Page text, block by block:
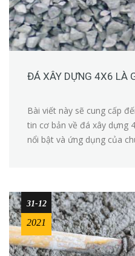
ĐÁ XÂY DỰNG 4X6 LÀ
Bài viết này sẽ cung cấp
tin cơ bản về đá xây dựng
nổi bật và ứng dụng của
31-12
2021